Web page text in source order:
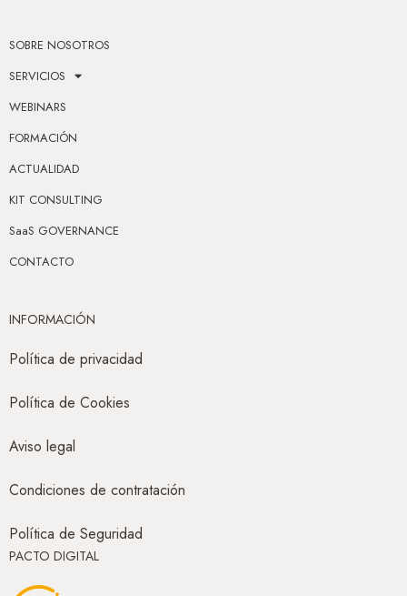
SOBRE NOSOTROS
SERVICIOS
WEBINARS
FORMACIÓN
ACTUALIDAD
KIT CONSULTING
SaaS GOVERNANCE
CONTACTO
INFORMACIÓN
Política de privacidad
Política de Cookies
Aviso legal
Condiciones de contratación
Política de Seguridad
PACTO DIGITAL